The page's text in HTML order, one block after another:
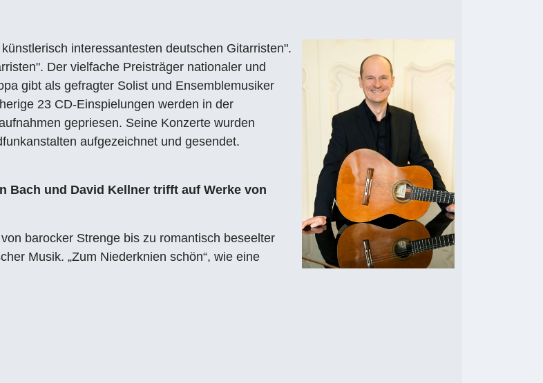
interessantesten deutschen Gitarristen".
Der vielfache Preisträger nationaler und
gibt als gefragter Solist und Ensemblemusiker
23 CD-Einspielungen werden in der
gepriesen. Seine Konzerte wurden
aufgezeichnet und gesendet.
Bach und David Kellner trifft auf Werke von
barocker Strenge bis zu romantisch beseelter
Musik. „Zum Niederknien schön“, wie eine